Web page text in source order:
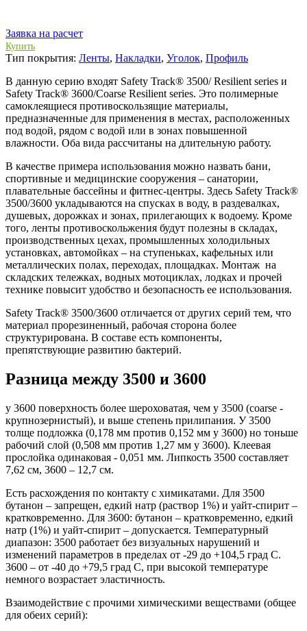
Заявка на расчет
Купить
Тип покрытия: Ленты, Накладки, Уголок, Профиль
В данную серию входят Safety Track® 3500/ Resilient series и
Safety Track® 3600/Coarse Resilient series. Это полимерные
самоклеящиеся противоскользящие материалы,
предназначенные для применения в местах, расположенных
под водой, рядом с водой или в зонах повышенной
влажности. Оба вида рассчитаны на длительную работу.
В качестве примера использования можно назвать бани,
спортивные и медицинские сооружения – санатории,
плавательные бассейны и фитнес-центры. Здесь Safety Track®
3500/3600 укладываются на спусках в воду, в раздевалках,
душевых, дорожках и зонах, прилегающих к водоему. Кроме
того, ленты противоскольжения будут полезны в складах,
производственных цехах, промышленных холодильных
установках, автомойках – на ступеньках, кафельных или
металлических полах, переходах, площадках. Монтаж на
складских тележках, водных мотоциклах, лодках и прочей
технике повысит удобство и безопасность ее использования.
Safety Track® 3500/3600 отличается от других серий тем, что
материал прорезиненный, рабочая сторона более
структурирована. В составе есть компоненты,
препятствующие развитию бактерий.
Разница между 3500 и 3600
у 3600 поверхность более шероховатая, чем у 3500 (coarse -
крупнозернистый), и выше степень прилипания. У 3500
толще подложка (0,178 мм против 0,152 мм у 3600) но тоньше
рабочий слой (0,508 мм против 1,27 мм у 3600). Клеевая
прослойка одинаковая - 0,051 мм. Липкость 3500 составляет
7,62 см, 3600 – 12,7 см.
Есть расхождения по контакту с химикатами. Для 3500
бутанон – запрещен, едкий натр (раствор 1%) и уайт-спирит –
кратковременно. Для 3600: бутанон – кратковременно, едкий
натр (1%) и уайт-спирит – допускается. Температурный
диапазон: 3500 работает без визуальных нарушений и
изменений параметров в пределах от -29 до +104,5 град С.
3600 – от -40 до +79,5 град С, при высокой температуре
немного возрастает эластичность.
Взаимодействие с прочими химическими веществами (общее
для обеих серий):